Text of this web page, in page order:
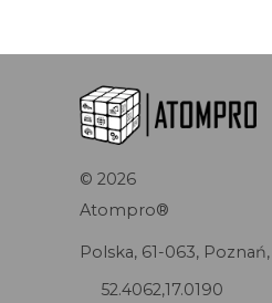
© 2026
Atompro®
Polska, 61-063,
52.4062,17.0190